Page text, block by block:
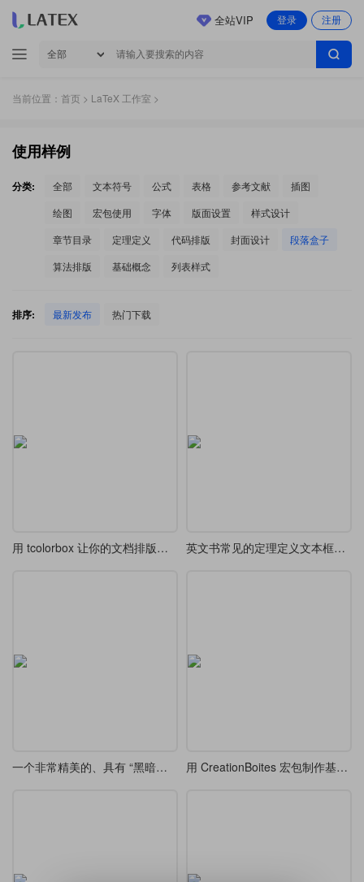
登录 注册
全站VIP
当前位置： 首页 > LaTeX 工作室 >
使用样例
分类: 全部 文本符号 公式 表格 参考文献
插图
绘图
宏包使用 字体 版面设置
样式设计
章节目录
定理定义 代码排版 封面设计
段落盒子
算法排版
基础概念 列表样式
排序: 最新发布 热门下载
用 tcolorbox 让你的文档排版更精致 英文书常见的定理定义文本框设计欣赏
一个非常精美的、具有 “黑暗幻想” 风格 tcolorbox 定义 用 CreationBoites 宏包制作基本示例 - 非常好用